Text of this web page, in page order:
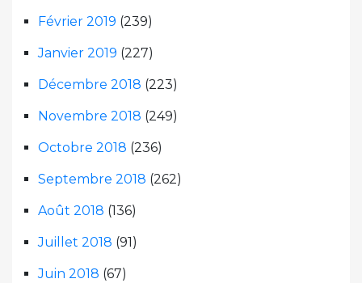
Février 2019 (239)
Janvier 2019 (227)
Décembre 2018 (223)
Novembre 2018 (249)
Octobre 2018 (236)
Septembre 2018 (262)
Août 2018 (136)
Juillet 2018 (91)
Juin 2018 (67)